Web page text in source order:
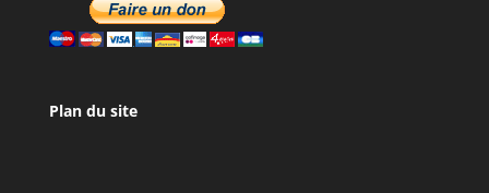
Plan du site